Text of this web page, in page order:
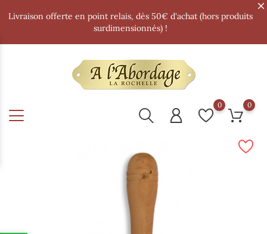
Livraison offerte en point relais, dès 50€ d'achat (hors produits
surdimensionnés) !
0 0